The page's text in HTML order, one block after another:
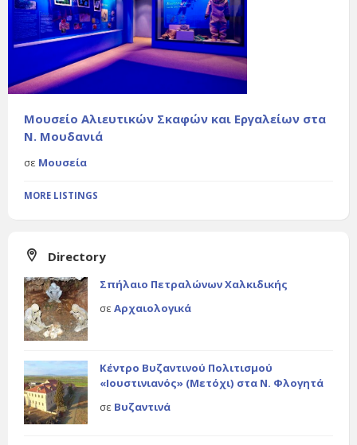
Μουσείο Αλιευτικών Σκαφών και Εργαλείων στα
Ν. Μουδανιά
σε Μουσεία
MORE LISTINGS
Directory
Σπήλαιο Πετραλώνων Χαλκιδικής
σε Αρχαιολογικά
Κέντρο Βυζαντινού Πολιτισμού
«Ιουστινιανός» (Μετόχι) στα Ν. Φλογητά
σε Βυζαντινά